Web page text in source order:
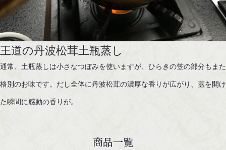
​​​​​​​王道の丹波松茸土瓶蒸し
通常、土瓶蒸しは小さなつぼみを使いますが、ひらきの笠の部分もまた
格別のお味です。だし全体に丹波松茸の濃厚な香りが広がり、蓋を開け
た瞬間に感動の香りが。
商品一覧